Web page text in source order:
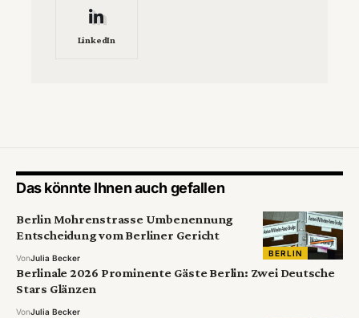
LinkedIn
Das könnte Ihnen auch gefallen
BERLIN
Berlin Mohrenstrasse Umbenennung
Entscheidung vom Berliner Gericht
VonJulia Becker
Berlinale 2026 Prominente Gäste Berlin: Zwei Deutsche
Stars Glänzen
VonJulia Becker